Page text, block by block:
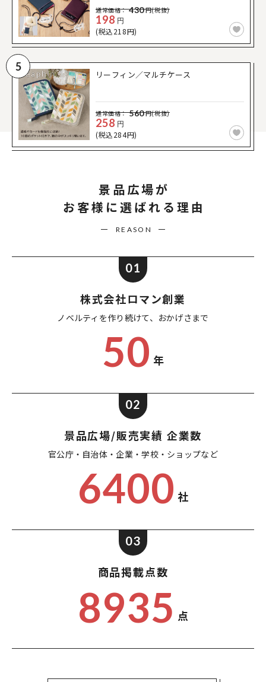
通常価格： 430円(税抜)
198 円
(税込218円)
5
リーフィン／マルチケース
通常価格： 560円(税抜)
258 円
(税込284円)
景品広場が
お客様に選ばれる理由
REASON
01
株式会社ロマン創業
ノベルティを作り続けて、 おかげさまで
50 年
02
景品広場/販売実績 企業数
官公庁・自治体・企業・学校・ショップなど
6400 社
03
商品掲載点数
8935 点